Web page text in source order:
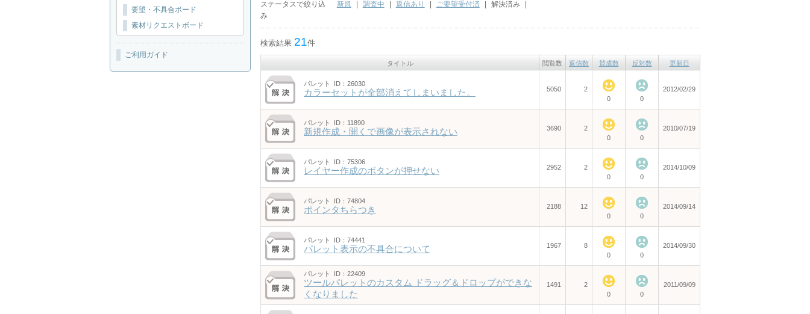
要望・不具合ボード
素材リクエストボード
ご利用ガイド
ステータスで絞り込
み
新規 調査中 返信あり ご要望受付済 解決済み
検索結果 21件
タイトル 閲覧数 返信数 賛成数 反対数 更新日
パレット ID：26030
カラーセットが全部消えてしまいました。 5050
2
0
0
2012/02/29
パレット ID：11890
新規作成・開くで画像が表示されない 3690
2
0
0
2010/07/19
パレット ID：75306
レイヤー作成のボタンが押せない 2952
2
0
0
2014/10/09
パレット ID：74804
ポインタちらつき 2188
12
0
0
2014/09/14
パレット ID：74441
パレット表示の不具合について 1967
8
0
0
2014/09/30
パレット ID：22409
ツールパレットのカスタム ドラッグ＆ドロップができな
くなりました
1491
2
0
0
2011/09/09